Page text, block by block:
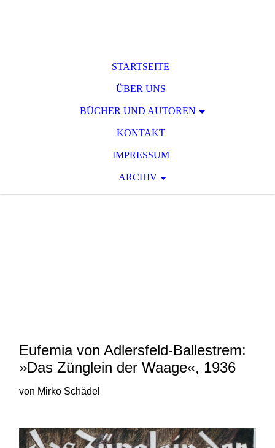
STARTSEITE
ÜBER UNS
BÜCHER UND AUTOREN
KONTAKT
IMPRESSUM
ARCHIV
Eufemia von Adlersfeld-Ballestrem:
»Das Zünglein der Waage«, 1936
von Mirko Schädel